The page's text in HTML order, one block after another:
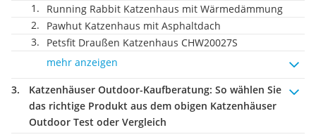
Running Rabbit Katzenhaus mit Wärmedämmung
Pawhut Katzenhaus mit Asphaltdach
Petsfit Draußen Katzenhaus CHW20027S
mehr anzeigen
Katzenhäuser Outdoor-Kaufberatung: So wählen Sie
das richtige Produkt aus dem obigen Katzenhäuser
Outdoor Test oder Vergleich